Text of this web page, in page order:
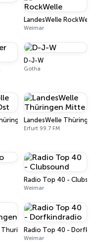
LandesWelle RockWelle
Weimar
D-J-W
Gotha
Ost
LandesWelle
Erfurt 99.7 FM
Radio Top 40 -
Weimar
ThuringenRadio Top 40 -
Weimar